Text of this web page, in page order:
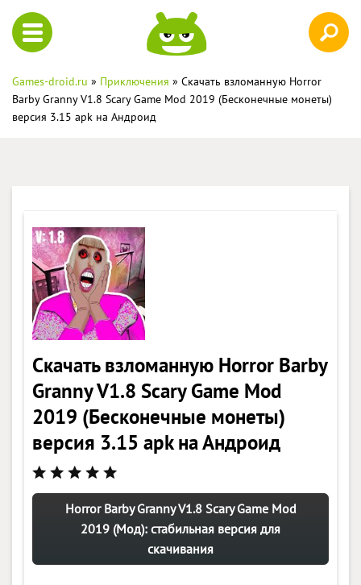
Games-droid.ru » Приключения » Скачать взломанную Horror
Barby Granny V1.8 Scary Game Mod 2019 (Бесконечные монеты)
версия 3.15 apk на Андроид
Скачать взломанную Horror Barby
Granny V1.8 Scary Game Mod
2019 (Бесконечные монеты)
версия 3.15 apk на Андроид
Horror Barby Granny V1.8 Scary Game Mod
2019 (Мод): стабильная версия для
скачивания